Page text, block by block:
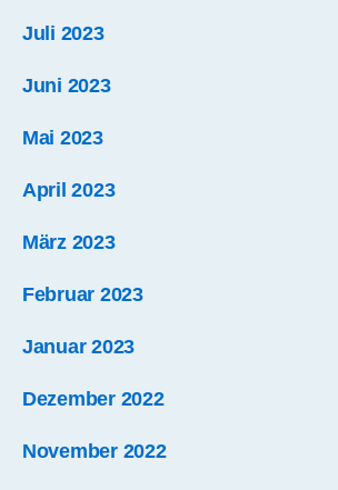
Juli 2023
Juni 2023
Mai 2023
April 2023
März 2023
Februar 2023
Januar 2023
Dezember 2022
November 2022